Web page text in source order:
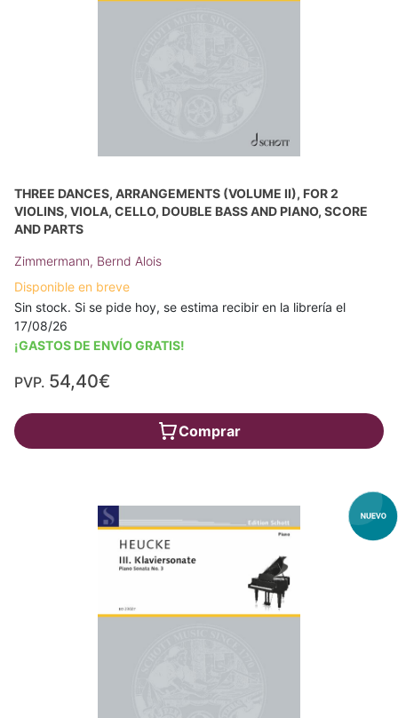
THREE DANCES, ARRANGEMENTS (VOLUME II), FOR 2
VIOLINS, VIOLA, CELLO, DOUBLE BASS AND PIANO, SCORE
AND PARTS
Zimmermann, Bernd Alois
Disponible en breve
Sin stock. Si se pide hoy, se estima recibir en la librería el
17/08/26
¡GASTOS DE ENVÍO GRATIS!
PVP. 54,40€
Comprar